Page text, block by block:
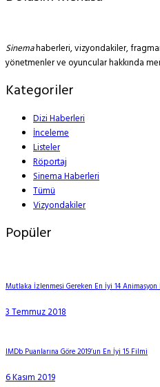
Sinemahaberleri, vizyondakiler,
yönetmenler ve oyuncular hakkında
Kategoriler
Dizi Haberleri
İnceleme
Listeler
Röportaj
Sinema Haberleri
Tümü
Vizyondakiler
Popüler
Mutlaka İzlenmesi Gereken En İyi 14
3 Temmuz 2018
IMDb Puanlarına Göre 2019’un En İyi 15 Filmi
6 Kasım 2019